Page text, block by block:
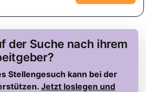
der Suche nach ihrem
Stellengesuch kann bei der
Jetzt loslegen und